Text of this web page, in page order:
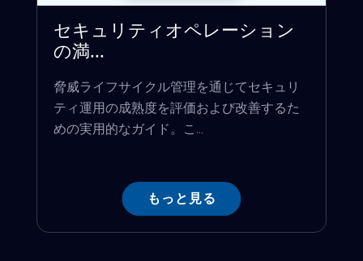
セキュリティオペレーション
の満...
脅威ライフサイクル管理を通じてセキュリ
ティ運用の成熟度を評価および改善するた
めの実用的なガイド。こ...
もっと見る